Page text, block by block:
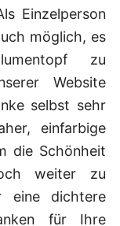
Einzelperson
möglich, es
zu
Website
selbst sehr
einfarbige
die Schönheit
weiter zu
eine dichtere
für Ihre